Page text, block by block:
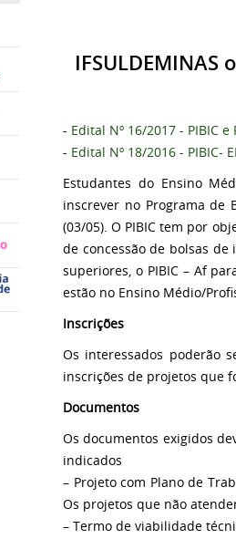
- Edital Nº 16/2017 - PIBIC e
- Edital Nº 18/2016 - PIBIC-
Estudantes do Ensino
inscrever no Programa de
(03/05). O PIBIC tem por
de concessão de bolsas
superiores, o PIBIC – Af
estão no Ensino Médio/
Inscrições
Os interessados poderão
inscrições de projetos que
Documentos
Os documentos exigidos
indicados
– Projeto com Plano de
Os projetos que não
– Termo de viabilidade